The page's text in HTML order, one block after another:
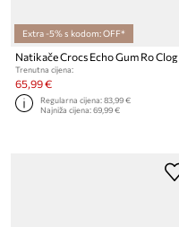
Extra -5% s kodom: OFF*
Natikače Crocs Echo Gum Ro Clog
Trenutna cijena:
65,99 €
Regularna cijena:83,99 €
Najniža cijena:69,99 €